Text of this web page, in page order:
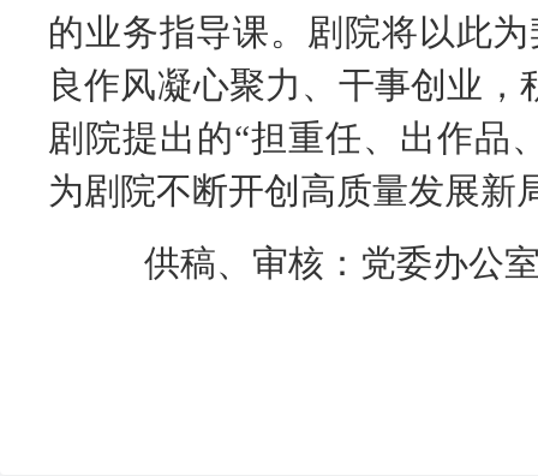
的业务指导课。剧院将以此
良作风凝心聚力、干事创业，
剧院提出的“担重任、出作品
为剧院不断开创高质量发展新
供稿、审核：党委办公